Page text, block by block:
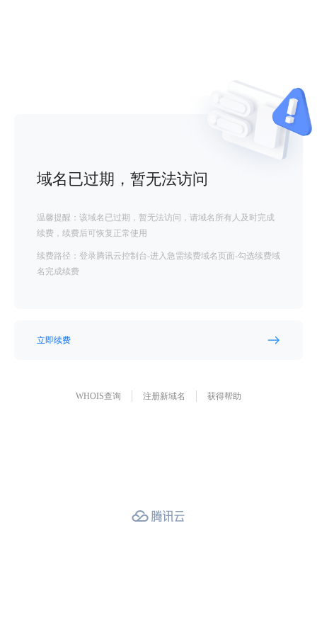
域名已过期，暂无法访问
温馨提醒：该域名已过期，暂无法访问，请域名所有人及时完成
续费，续费后可恢复正常使用
续费路径：登录腾讯云控制台-进入急需续费域名页面-勾选续费域
名完成续费
立即续费
WHOIS查询 注册新域名 获得帮助